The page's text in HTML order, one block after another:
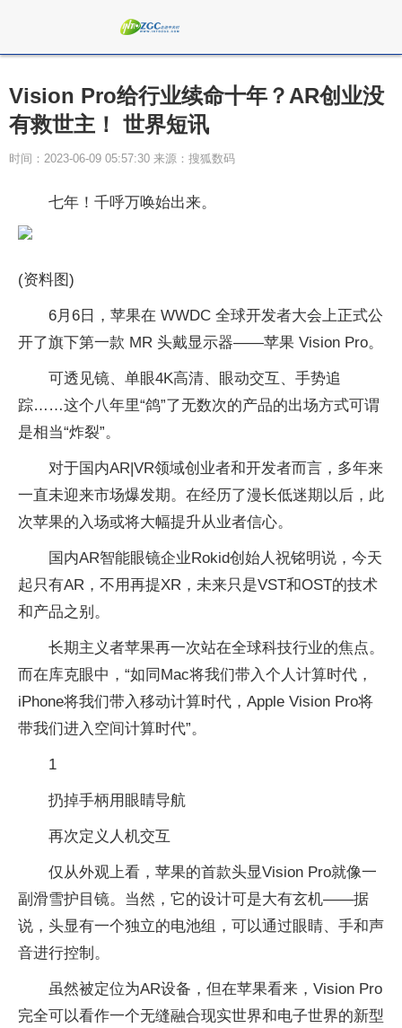
Vision Pro给行业续命十年？AR创业没
有救世主！ 世界短讯
时间：2023-06-09 05:57:30 来源：搜狐数码
七年！千呼万唤始出来。
(资料图)
6月6日，苹果在 WWDC 全球开发者大会上正式公
开了旗下第一款 MR 头戴显示器——苹果 Vision Pro。
可透见镜、单眼4K高清、眼动交互、手势追
踪……这个八年里“鸽”了无数次的产品的出场方式可谓
是相当“炸裂”。
对于国内AR|VR领域创业者和开发者而言，多年来
一直未迎来市场爆发期。在经历了漫长低迷期以后，此
次苹果的入场或将大幅提升从业者信心。
国内AR智能眼镜企业Rokid创始人祝铭明说，今天
起只有AR，不用再提XR，未来只是VST和OST的技术
和产品之别。
长期主义者苹果再一次站在全球科技行业的焦点。
而在库克眼中，“如同Mac将我们带入个人计算时代，
iPhone将我们带入移动计算时代，Apple Vision Pro将
带我们进入空间计算时代”。
1
扔掉手柄用眼睛导航
再次定义人机交互
仅从外观上看，苹果的首款头显Vision Pro就像一
副滑雪护目镜。当然，它的设计可是大有玄机——据
说，头显有一个独立的电池组，可以通过眼睛、手和声
音进行控制。
虽然被定位为AR设备，但在苹果看来，Vision Pro
完全可以看作一个无缝融合现实世界和电子世界的新型